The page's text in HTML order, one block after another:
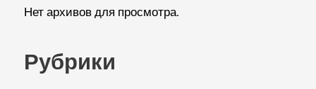
Нет архивов для просмотра.
Рубрики